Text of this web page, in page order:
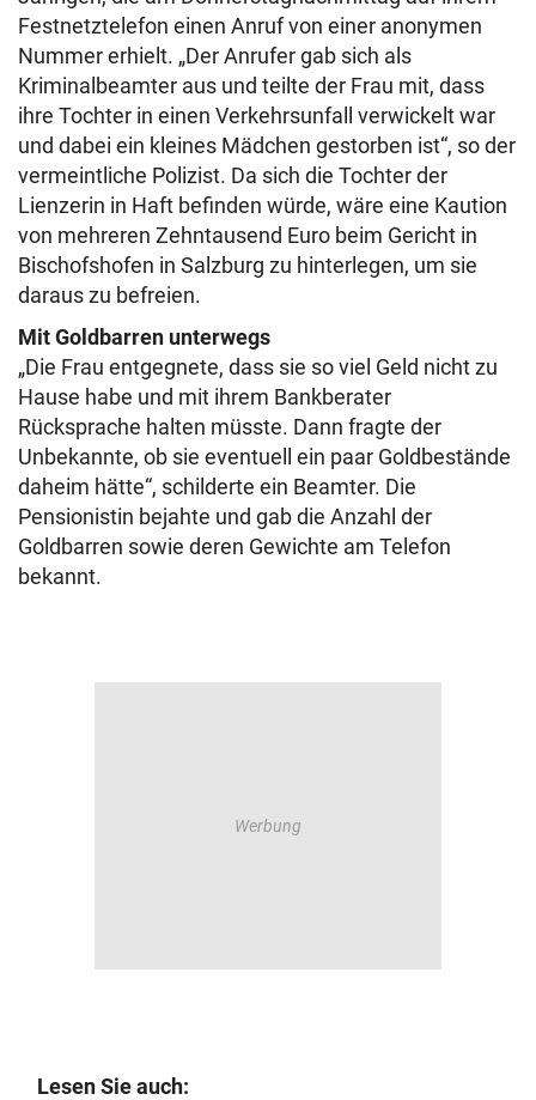
Festnetztelefon einen Anruf von einer anonymen
Nummer erhielt. „Der Anrufer gab sich als
Kriminalbeamter aus und teilte der Frau mit, dass
ihre Tochter in einen Verkehrsunfall verwickelt war
und dabei ein kleines Mädchen gestorben ist“, so der
vermeintliche Polizist. Da sich die Tochter der
Lienzerin in Haft befinden würde, wäre eine Kaution
von mehreren Zehntausend Euro beim Gericht in
Bischofshofen in Salzburg zu hinterlegen, um sie
daraus zu befreien.
Mit Goldbarren unterwegs
„Die Frau entgegnete, dass sie so viel Geld nicht zu
Hause habe und mit ihrem Bankberater
Rücksprache halten müsste. Dann fragte der
Unbekannte, ob sie eventuell ein paar Goldbestände
daheim hätte“, schilderte ein Beamter. Die
Pensionistin bejahte und gab die Anzahl der
Goldbarren sowie deren Gewichte am Telefon
bekannt.
Lesen Sie auch: